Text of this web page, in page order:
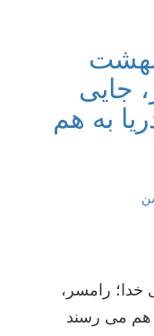
جایی
به هم
رامسر،
هم می رسند